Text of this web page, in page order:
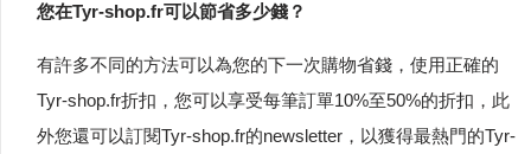
您在Tyr-shop.fr可以節省多少錢？
有許多不同的方法可以為您的下一次購物省錢，使用正確的
Tyr-shop.fr折扣，您可以享受每筆訂單10%至50%的折扣，此
外您還可以訂閱Tyr-shop.fr的newsletter，以獲得最熱門的Tyr-